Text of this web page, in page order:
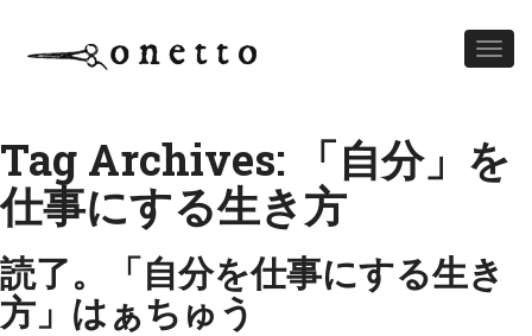
Tag Archives: 「自分」を
仕事にする生き方
読了。「自分を仕事にする生き
方」はぁちゅう